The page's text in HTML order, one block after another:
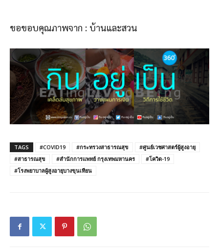
ขอขอบคุณภาพจาก : บ้านและสวน
TAGS #COVID19 #กระทรวงสาธารณสุข
#ศูนย์เวชศาสตร์ผู้สูงอายุ
#สาธารณสุข
#สำนักการแพทย์ กรุงเทพมหานคร
#โควิด-19
#โรงพยาบาลผู้สูงอายุบางขุนเทียน